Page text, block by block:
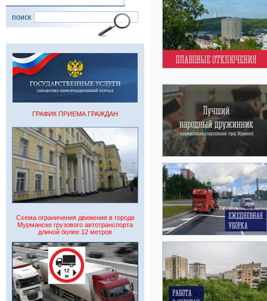
поиск
ГРАФИК ПРИЕМА ГРАЖДАН
Схема ограничения движения в городе
Мурманске грузового автотранспорта
длиной более 12 метров